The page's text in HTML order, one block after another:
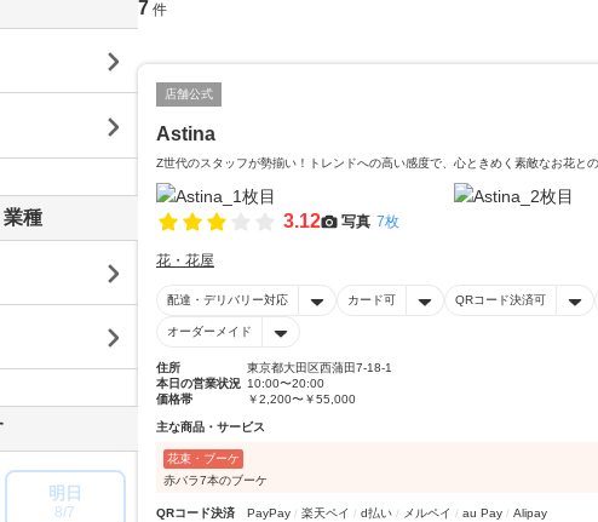
7 件
店舗公式
Astina
Z世代のスタッフが勢揃い！トレンドへの高い感度で、心ときめく素敵なお花と
3.12 写真 7枚
花・花屋
配達・デリバリー対応 カード可 QRコード決済可
オーダーメイド
住所
東京都大田区西蒲田7-18-1
本日の営業状況 10:00〜20:00
価格帯
￥2,200〜￥55,000
主な商品・サービス
花束・ブーケ
赤バラ7本のブーケ
QRコード決済 PayPay 楽天ペイ d払い メルペイ au Pay Alipay
業種
明日
8/7